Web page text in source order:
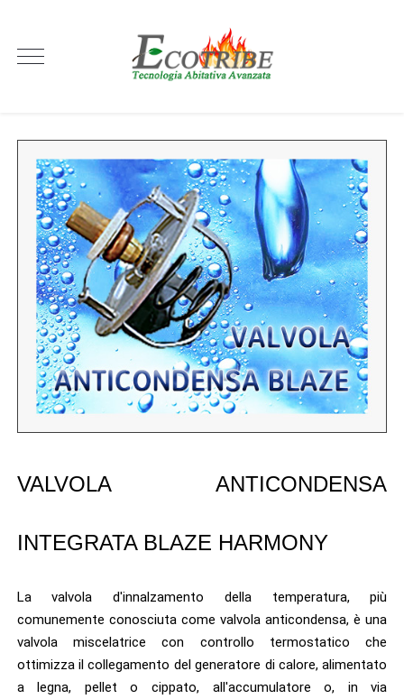
VALVOLA ANTICONDENSA
INTEGRATA BLAZE HARMONY
La valvola d'innalzamento della temperatura, più
comunemente conosciuta come valvola anticondensa, è una
valvola miscelatrice con controllo termostatico che
ottimizza il collegamento del generatore di calore, alimentato
a legna, pellet o cippato, all'accumulatore o, in via